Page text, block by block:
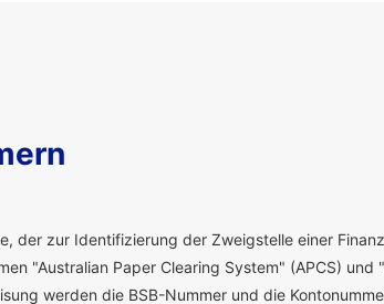
der zur Identifizierung der Zweigstelle einer
"Australian Paper Clearing System" (APCS) und
werden die BSB-Nummer und die